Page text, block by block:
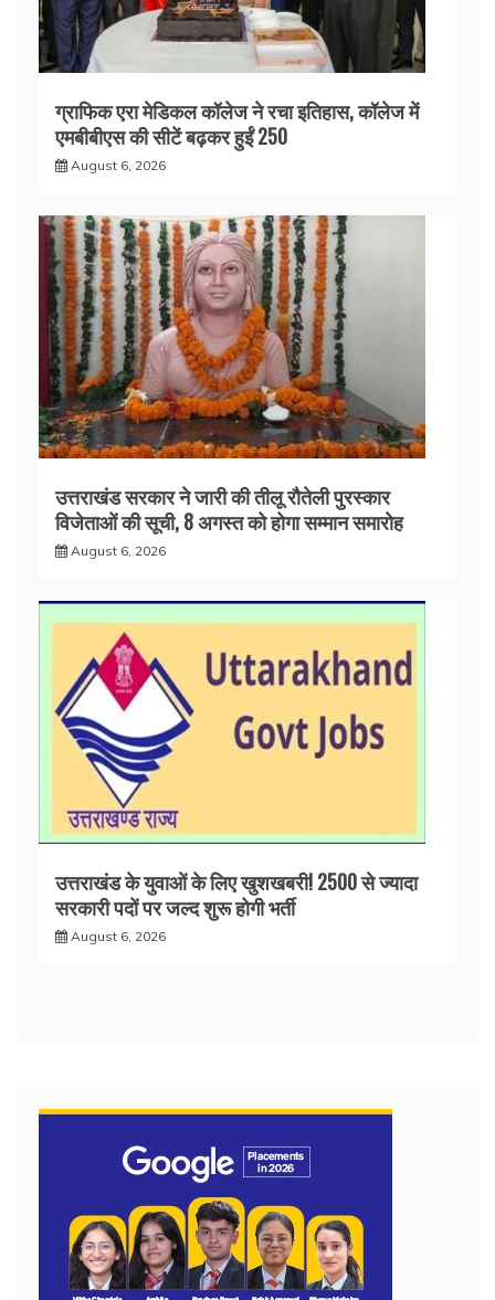
ग्राफिक एरा मेडिकल कॉलेज ने रचा इतिहास, कॉलेज में
एमबीबीएस की सीटें बढ़कर हुईं 250
August 6, 2026
उत्तराखंड सरकार ने जारी की तीलू रौतेली पुरस्कार
विजेताओं की सूची, 8 अगस्त को होगा सम्मान समारोह
August 6, 2026
उत्तराखंड के युवाओं के लिए खुशखबरी! 2500 से ज्यादा
सरकारी पदों पर जल्द शुरू होगी भर्ती
August 6, 2026